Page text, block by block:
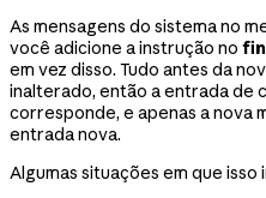
As mensagens do sistema no
você adicione a instrução no
em vez disso. Tudo antes da
inalterado, então a entrada de
corresponde, e apenas a nova
entrada nova.
Algumas situações em que isso